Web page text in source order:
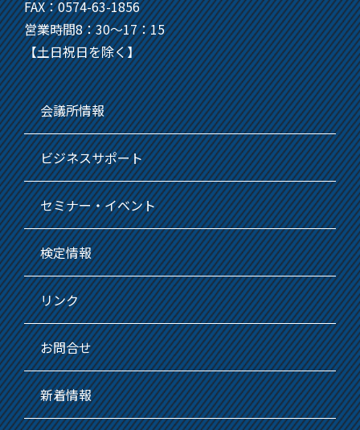
FAX：0574-63-1856
営業時間8：30～17：15
【土日祝日を除く】
会議所情報
ビジネスサポート
セミナー・イベント
検定情報
リンク
お問合せ
新着情報